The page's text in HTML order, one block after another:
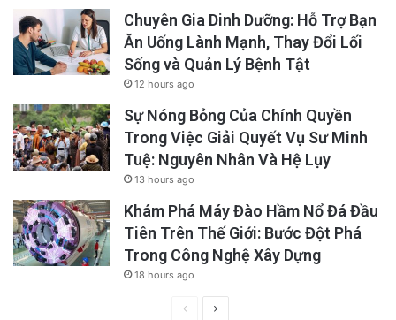
không có thật…”. Nhưng rất tiếc, đến lúc đó
thì chúng ta đã bị họ lừa, vì vừa cho họ một
vài views. Đấy là chưa kể nhiều người còn
chuyển cho bạn hữu hoặc thân nhân của mình!
Chuyên Gia Dinh Dưỡng: Hỗ Trợ Bạn
Ăn Uống Lành Mạnh, Thay Đổi Lối
Sống và Quản Lý Bệnh Tật
12 hours ago
Sự Nóng Bỏng Của Chính Quyền
Trong Việc Giải Quyết Vụ Sư Minh
Tuệ: Nguyên Nhân Và Hệ Lụy
13 hours ago
Khám Phá Máy Đào Hầm Nổ Đá Đầu
Tiên Trên Thế Giới: Bước Đột Phá
Trong Công Nghệ Xây Dựng
18 hours ago
PreviousNext